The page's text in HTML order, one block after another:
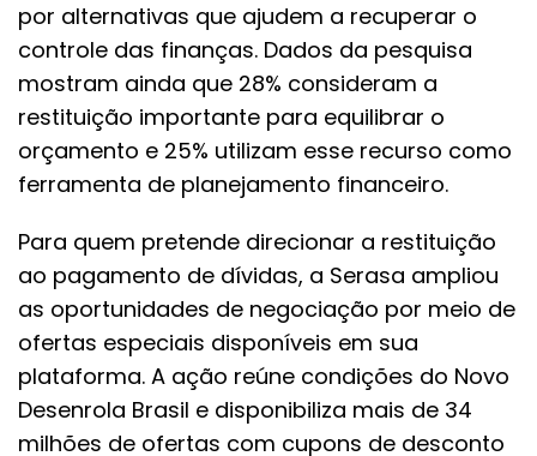
por alternativas que ajudem a recuperar o
controle das finanças. Dados da pesquisa
mostram ainda que 28% consideram a
restituição importante para equilibrar o
orçamento e 25% utilizam esse recurso como
ferramenta de planejamento financeiro.
Para quem pretende direcionar a restituição
ao pagamento de dívidas, a Serasa ampliou
as oportunidades de negociação por meio de
ofertas especiais disponíveis em sua
plataforma. A ação reúne condições do Novo
Desenrola Brasil e disponibiliza mais de 34
milhões de ofertas com cupons de desconto